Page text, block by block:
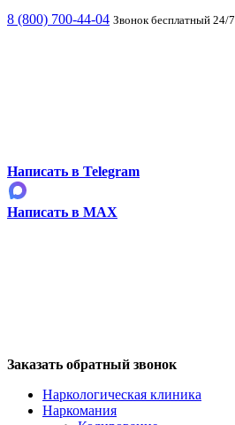
8 (800) 700-44-04 Звонок бесплатный 24/7
Написать в Telegram
Написать в MAX
Заказать обратный звонок
Наркологическая клиника
Наркомания